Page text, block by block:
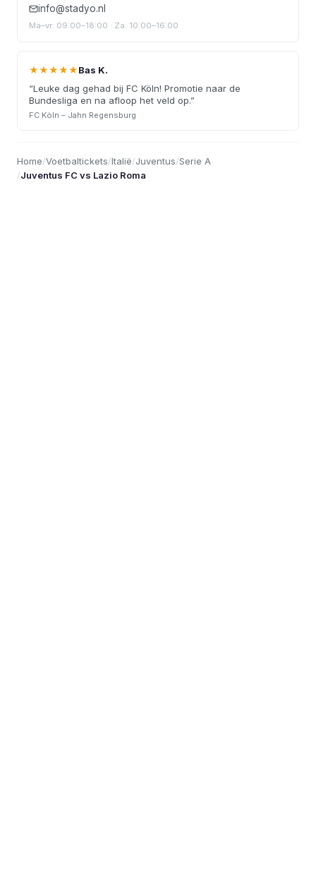
info@stadyo.nl
Ma–vr: 09:00–18:00 · Za: 10:00–16:00
★★★★★Bas K.
“Leuke dag gehad bij FC Köln! Promotie naar de
Bundesliga en na afloop het veld op.”
FC Köln – Jahn Regensburg
Home/Voetbaltickets/Italië/Juventus/Serie A
/Juventus FC vs Lazio Roma